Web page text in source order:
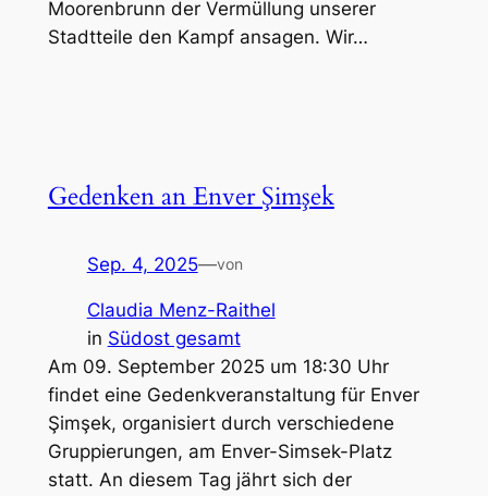
Moorenbrunn der Vermüllung unserer
Stadtteile den Kampf ansagen. Wir…
Gedenken an Enver Şimşek
Sep. 4, 2025—von
Claudia Menz-Raithel
in Südost gesamt
Am 09. September 2025 um 18:30 Uhr
findet eine Gedenkveranstaltung für Enver
Şimşek, organisiert durch verschiedene
Gruppierungen, am Enver-Simsek-Platz
statt. An diesem Tag jährt sich der